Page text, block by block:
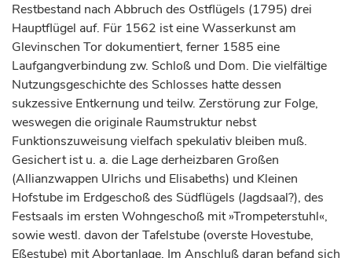
Restbestand nach Abbruch des Ostflügels (1795) drei
Hauptflügel auf. Für 1562 ist eine Wasserkunst am
Glevinschen Tor dokumentiert, ferner 1585 eine
Laufgangverbindung zw. Schloß und Dom. Die vielfältige
Nutzungsgeschichte des Schlosses hatte dessen
sukzessive Entkernung und teilw. Zerstörung zur Folge,
weswegen die originale Raumstruktur nebst
Funktionszuweisung vielfach spekulativ bleiben muß.
Gesichert ist u. a. die Lage derheizbaren Großen
(Allianzwappen Ulrichs und Elisabeths) und Kleinen
Hofstube im Erdgeschoß des Südflügels (Jagdsaal?), des
Festsaals im ersten Wohngeschoß mit »Trompeterstuhl«,
sowie westl. davon der Tafelstube (overste Hovestube,
Eßestube) mit Abortanlage. Im Anschluß daran befand sich